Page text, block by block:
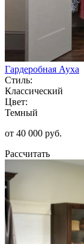
Гардеробная Ауха
Стиль:
Классический
Цвет:
Темный
от 40 000 руб.
Рассчитать